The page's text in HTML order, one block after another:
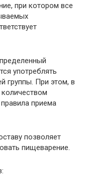
при котором все
употреблять
группы. При этом, в
приема
позволяет
пищеварение.